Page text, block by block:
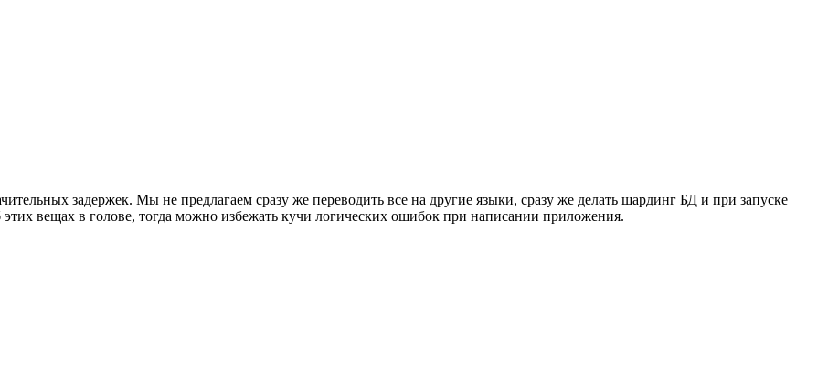
задержек. Мы не предлагаем сразу же переводить все на другие языки, сразу же делать шардинг БД и при запуске
вещах в голове, тогда можно избежать кучи логических ошибок при написании приложения.